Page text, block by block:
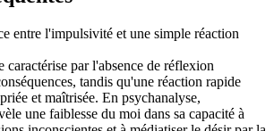
entre l'impulsivité et une simple réaction
caractérise par l'absence de réflexion
tandis qu'une réaction rapide
et maîtrisée. En psychanalyse,
une faiblesse du moi dans sa capacité à